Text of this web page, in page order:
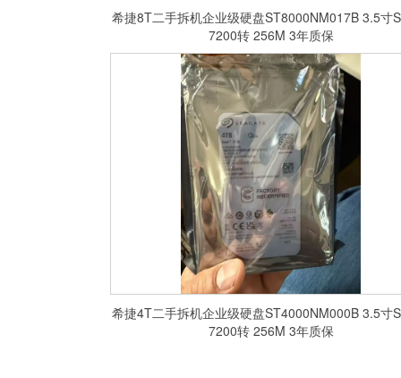
希捷8T二手拆机企业级硬盘ST8000NM017B 3.5寸
7200转 256M 3年质保
希捷4T二手拆机企业级硬盘ST4000NM000B 3.5寸
7200转 256M 3年质保